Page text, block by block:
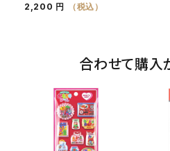
2,200 円 （税込）
合わせて購入